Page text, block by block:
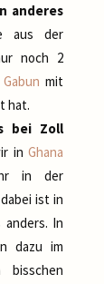
anderes
aus der
noch 2
Gabun mit
hat.
bei Zoll
inGhana
in der
ist in
In
dazu im